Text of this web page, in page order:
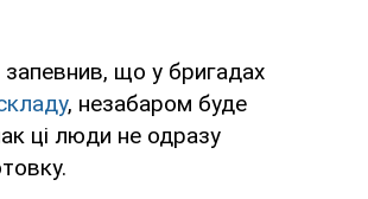
що у бригадах
, незабаром буде
ці люди не одразу